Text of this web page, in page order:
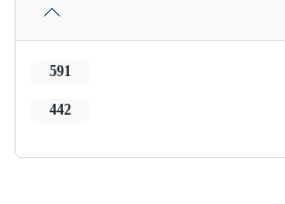
591
442